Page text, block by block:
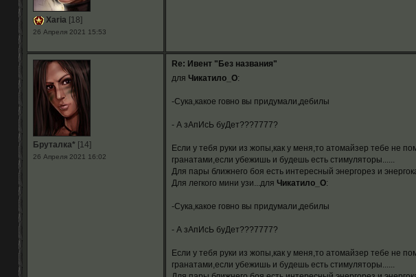
Xaria[18]
26 Апреля 2021 15:53
Бруталка*[14]
26 Апреля 2021 16:02
Re: Ивент "Без названия"
для Чикатило_О:
-Сука,какое говно вы придумали,дебилы
- А зАпИсЬ буДет???7777?
Если у тебя руки из жопы,как у меня,то атомайзер тебе не
гранатами,если убежишь и будешь есть стимуляторы......
Для пары ближнего боя есть интересный энергорез и
Для легкого мини узи...для Чикатило_О:
-Сука,какое говно вы придумали,дебилы
- А зАпИсЬ буДет???7777?
Если у тебя руки из жопы,как у меня,то атомайзер тебе не
гранатами,если убежишь и будешь есть стимуляторы......